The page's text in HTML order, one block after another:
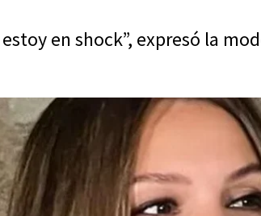
en shock”, expresó la